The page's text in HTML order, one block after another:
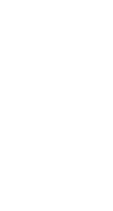
от видов
от
которых она
в течение
ее проведения.